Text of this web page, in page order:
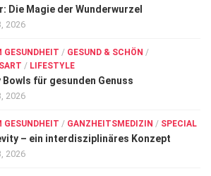
Die Magie der Wunderwurzel
2026
GESUNDHEIT / GESUND & SCHÖN /
/ LIFESTYLE
Bowls für gesunden Genuss
2026
GESUNDHEIT / GANZHEITSMEDIZIN / SPECIAL
– ein interdisziplinäres Konzept
2026